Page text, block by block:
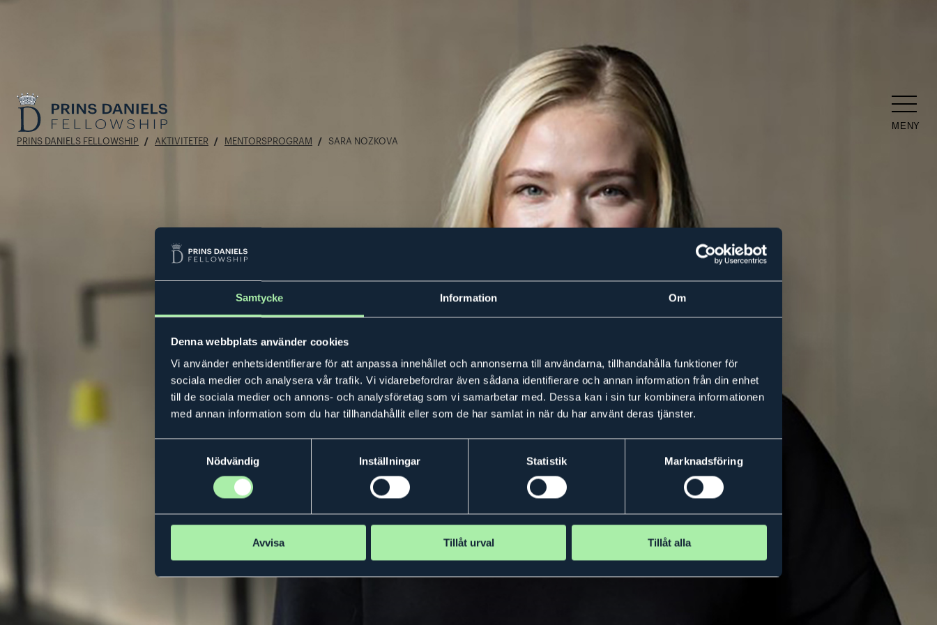
Samtycke Information Om
Denna webbplats använder cookies
Vi använder enhetsidentifierare för att anpassa innehållet och annonserna till användarna, tillhandahålla funktioner för
sociala medier och analysera vår trafik. Vi vidarebefordrar även sådana identifierare och annan information från din enhet
till de sociala medier och annons- och analysföretag som vi samarbetar med. Dessa kan i sin tur kombinera informationen
med annan information som du har tillhandahållit eller som de har samlat in när du har använt deras tjänster.
Nödvändig
Inställningar Statistik Marknadsföring
Avvisa Tillåt urval Tillåt alla
PRINS DANIELS FELLOWSHIP AKTIVITETER MENTORSPROGRAM SARA NOZKOVA
MENY